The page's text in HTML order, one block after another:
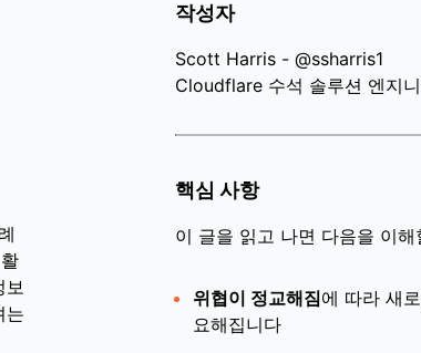
보
는
작성자
Scott Harris - @ssharris1
Cloudflare 수석 솔루션 엔지
핵심 사항
이 글을 읽고 나면 다음을 이해
위협이 정교해짐에 따라 새
요해집니다